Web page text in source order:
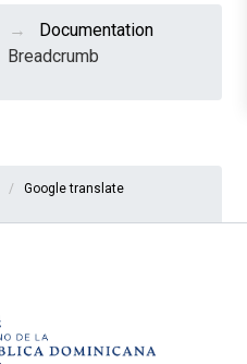
Documentation
Breadcrumb
Google translate